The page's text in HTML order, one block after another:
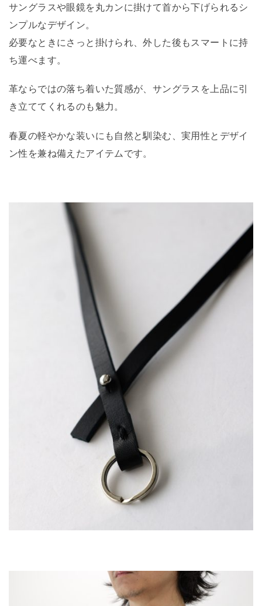
サングラスや眼鏡を丸カンに掛けて首から下げられるシ
ンプルなデザイン。
必要なときにさっと掛けられ、外した後もスマートに持
ち運べます。
革ならではの落ち着いた質感が、サングラスを上品に引
き立ててくれるのも魅力。
春夏の軽やかな装いにも自然と馴染む、実用性とデザイ
ン性を兼ね備えたアイテムです。